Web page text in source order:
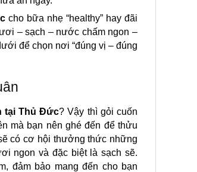
cho bữa nhẹ “healthy” hay đãi
– sạch – nước chấm ngon –
để chọn nơi “đúng vị – đúng
tại Thủ Đức? Vậy thì gỏi cuốn
mà bạn nên ghé đến để thửu
có cơ hội thưởng thức những
ngon và đặc biệt là sạch sẽ.
đảm bảo mang đến cho bạn